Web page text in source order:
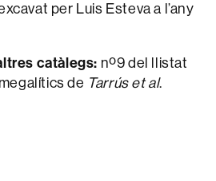
per Luis Esteva a l’any
catàlegs: nº9 del llistat
de Tarrús et al.